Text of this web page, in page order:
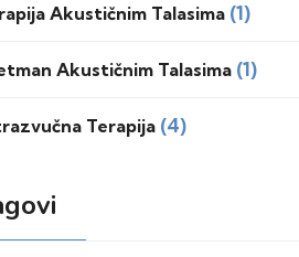
Akustičnim Talasima (1)
Akustičnim Talasima (1)
Terapija (4)